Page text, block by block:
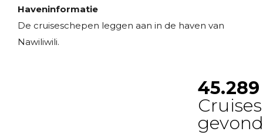
Haveninformatie
De cruiseschepen leggen aan in de haven van
Nawiliwili.